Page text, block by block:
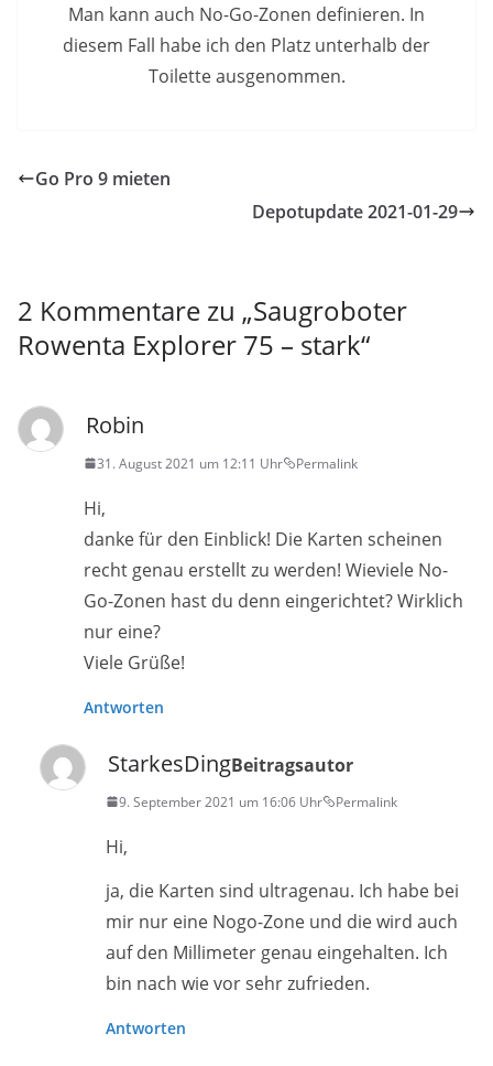
Man kann auch No-Go-Zonen definieren. In
diesem Fall habe ich den Platz unterhalb der
Toilette ausgenommen.
Go Pro 9 mieten
Depotupdate 2021-01-29
2 Kommentare zu „Saugroboter
Rowenta Explorer 75 – stark“
Robin
31. August 2021 um 12:11 Uhr Permalink
Hi,
danke für den Einblick! Die Karten scheinen
recht genau erstellt zu werden! Wieviele No-
Go-Zonen hast du denn eingerichtet? Wirklich
nur eine?
Viele Grüße!
Antworten
StarkesDingBeitragsautor
9. September 2021 um 16:06 Uhr Permalink
Hi,
ja, die Karten sind ultragenau. Ich habe bei
mir nur eine Nogo-Zone und die wird auch
auf den Millimeter genau eingehalten. Ich
bin nach wie vor sehr zufrieden.
Antworten